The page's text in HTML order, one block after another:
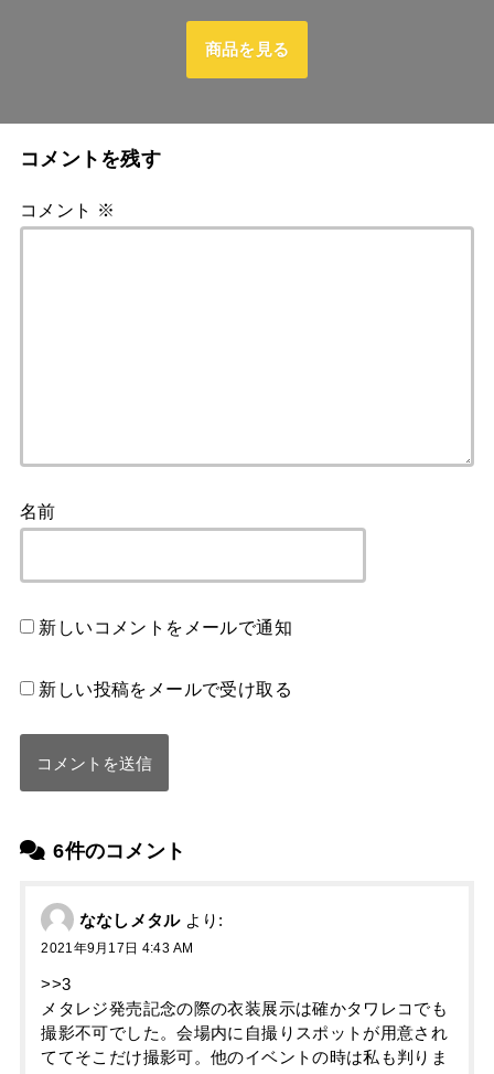
商品を見る
6件のコメント
ななしメタル より:
2021年9月17日 4:43 AM
>>3
メタレジ発売記念の際の衣装展示は確かタワレコでも
撮影不可でした。会場内に自撮りスポットが用意され
ててそこだけ撮影可。他のイベントの時は私も判りま
コメントを残す
コメント ※
名前
新しいコメントをメールで通知
新しい投稿をメールで受け取る